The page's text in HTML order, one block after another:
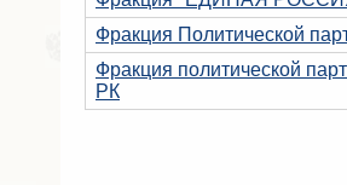
Deputy factions of SC ARC
Apparatus of SC of the ARC
Советники Председателя ГС
Фракция Политической
Фракция политической
РК